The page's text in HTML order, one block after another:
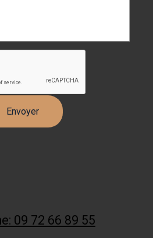
09 72 66 89 55